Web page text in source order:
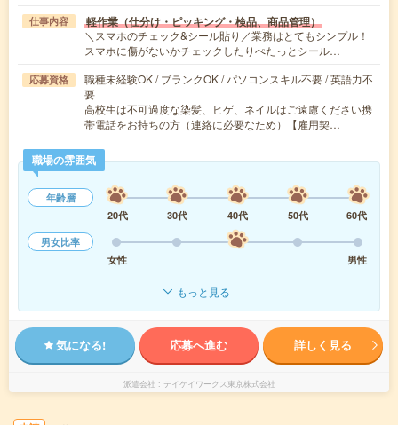
仕事内容 軽作業（仕分け・ピッキング・検品、商品管理）
＼スマホのチェック&シール貼り／業務はとてもシンプル！
スマホに傷がないかチェックしたりぺたっとシール…
応募資格
職種未経験OK / ブランクOK / パソコンスキル不要 / 英語力不
要
高校生は不可過度な染髪、ヒゲ、ネイルはご遠慮ください携
帯電話をお持ちの方（連絡に必要なため）【雇用契…
職場の雰囲気
年齢層
20代
30代 40代 50代
60代
男女比率
女性
男性
もっと見る
気になる! 応募へ進む 詳しく見る
派遣会社 テイケイワークス東京株式会社